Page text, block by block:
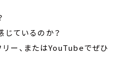
じているのか？
ー、またはYouTubeでぜひ